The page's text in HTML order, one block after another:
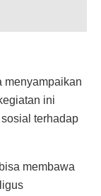
menyampaikan
ini
terhadap
membawa